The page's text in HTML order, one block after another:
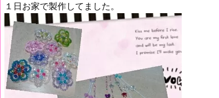
１日お家で製作してました。